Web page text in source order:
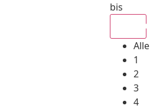
bis
Alle
1
2
3
4